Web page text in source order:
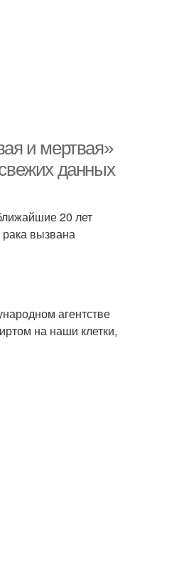
и мертвая»
данных
20 лет
вызвана
агентстве
на наши клетки,